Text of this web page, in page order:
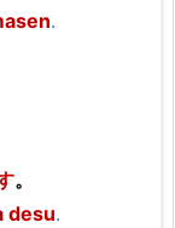
.
。
desu.